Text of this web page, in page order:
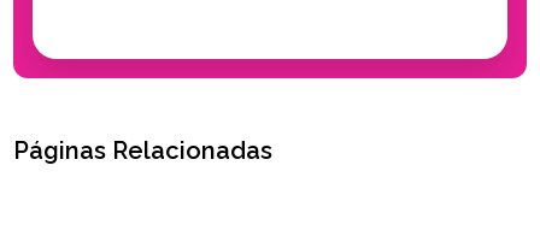
Páginas Relacionadas